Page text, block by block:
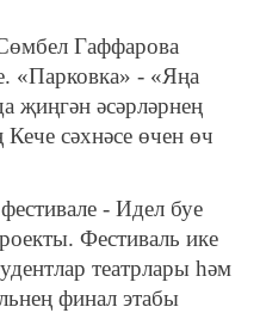
Гаффарова
«Парковка» - «Яңа
җиңгән әсәрләрнең
сәхнәсе өчен өч
- Идел буе
Фестиваль ике
театрлары һәм
финал этабы